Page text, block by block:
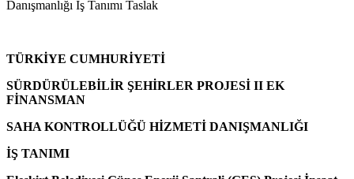
TÜRKİYE CUMHURİYETİ
SÜRDÜRÜLEBİLİR ŞEHİRLER PROJESİ II EK
FİNANSMAN
SAHA KONTROLLÜĞÜ HİZMETİ DANIŞMANLIĞI
İŞ TANIMI